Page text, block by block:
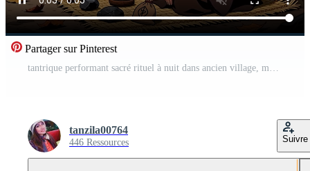
Partager sur Pinterest
tantrique performant sacré rituel à nuit dans ancien village, mystique fantaisie animation Vidéo Gratuite
tanzila00764
446 Ressources Suivre